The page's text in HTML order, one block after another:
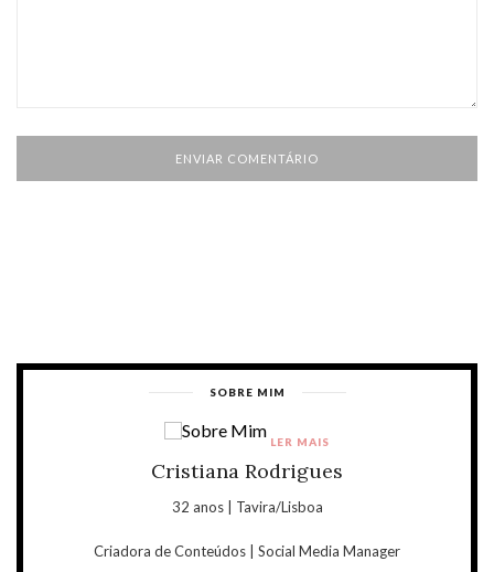
SOBRE MIM
Cristiana Rodrigues
32 anos | Tavira/Lisboa
Criadora de Conteúdos | Social Media Manager
LER MAIS